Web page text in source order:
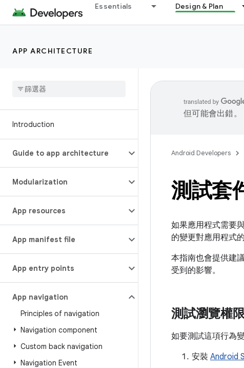
Essentials Design & Plan
APP ARCHITECTURE
Introduction
Guide to app architecture
Modularization
App resources
App manifest file
App entry points
App navigation
Principles of navigation
Navigation component
Custom back navigation
Navigation Event
但可能會出錯。
Android Developers
測試套
如果應用程式需要
的變更對應用程式
本指南也會提供建
受到的影響。
測試瀏覽權
如要測試這項行為
安裝 Android